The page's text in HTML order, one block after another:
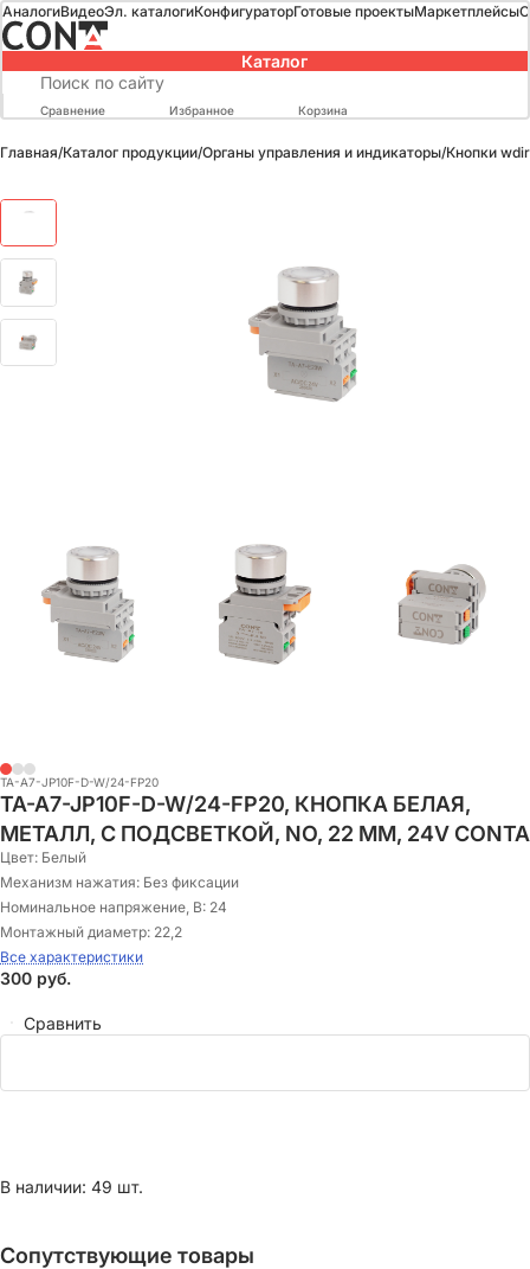
АналогиВидеоЭл. каталогиКонфигураторГотовые проектыМаркетплейсы
Каталог
Сравнение Избранное Корзина
Главная/Каталог продукции/Органы управления и индикаторы/Кнопки wdir
TA-A7-JP10F-D-W/24-FP20
TA-A7-JP10F-D-W/24-FP20, КНОПКА БЕЛАЯ,
МЕТАЛЛ, С ПОДСВЕТКОЙ, NO, 22 ММ, 24V CONTA
Цвет: Белый
Механизм нажатия: Без фиксации
Номинальное напряжение, В: 24
Монтажный диаметр: 22,2
Все характеристики
300 руб.
Сравнить
В наличии: 49 шт.
Сопутствующие товары